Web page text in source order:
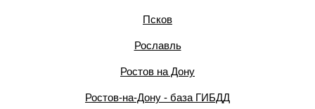
Псков
Рославль
Ростов на Дону
Ростов-на-Дону - база ГИБДД